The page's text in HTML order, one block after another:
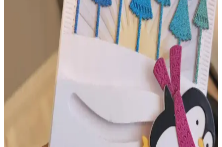
Viva Las Vegas Stamps: Ahşap ve Kauçuk
Damgalar İçin Özgün Koleksiyon Merkezi
Viva Las Vegas Stamps, ahşap ve kauçuk damga koleksiyoncuları
için özgün tasarımlar sunan, fiziksel ve online satış imkanıyla dikkat
çeken bir mağaza olarak öne çıkıyor.
Kart Yapımında Doku, Tasarım ve Kesim
Teknikleriyle Yeni Trendler ve İlham Kaynakları
Kart yapımında embossing klasörleri ve özgün kesim teknikleriyle
estetik ve dokunsal zenginlik sağlanıyor. İlham kaynakları ve
topluluk paylaşımlarıyla yaratıcı süreçler destekleniyor.
Kart Yapımında Yanlış Yönlendirme: Nedenleri,